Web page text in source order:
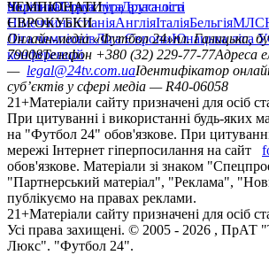
політикаСтруктура власності
УкраїнаПерша лігаДруга ліга
ЧЕМПІОНАТИ
НімеччинаІспаніяАнгліяІталіяБельгіяМЛС
ЄВРОКУБКИ
Ліга чемпіонівЛіга ЄвропиЮнацька ліга
конференцій
Онлайн-медіа «Футбол 24»пл. Галицька,
79008Телефон +380 (32) 229-77-77Адреса
— legal@24tv.com.uaІдентифікатор
суб’єктів у сфері медіа — R40-06058
21+Матеріали сайту призначені для осіб
При цитуванні і використанні будь-яких
на "Футбол 24" обов'язкове. При
мережі Інтернет гіперпосилання на сайт
обов'язкове. Матеріали зі знаком
"Партнерський матеріал", "Реклама",
публікуємо на правах реклами.
21+Матеріали сайту призначені для осіб
Усi права захищенi. © 2005 - 2026 , ПрАТ
Люкс". "Футбол 24".